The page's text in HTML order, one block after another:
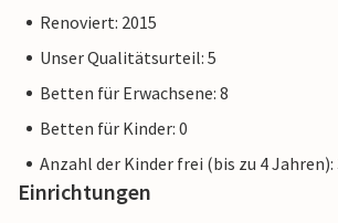
Renoviert: 2015
Unser Qualitätsurteil: 5
Betten für Erwachsene: 8
Betten für Kinder: 0
Anzahl der Kinder frei (bis zu 4 Jahren):
Einrichtungen